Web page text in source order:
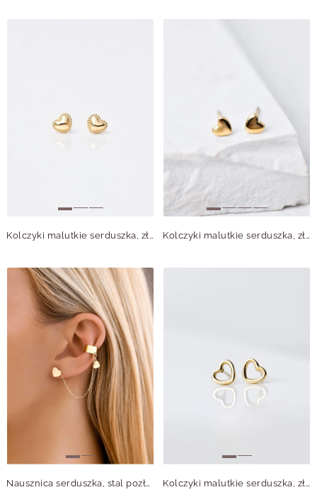
Kolczyki malutkie serduszka, złoty S205973Z00 Kolczyki malutkie serduszka, złoty S205930Z00
Nausznica serduszka, stal pozłacana S205357Z00 Kolczyki malutkie serduszka, złoty S205915Z00